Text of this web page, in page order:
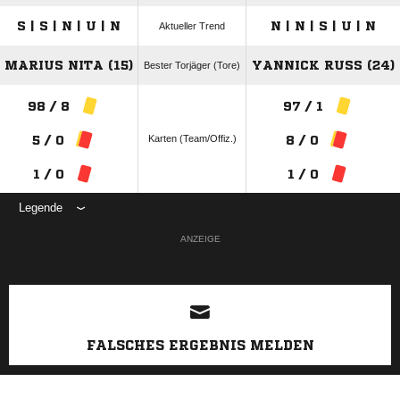
S | S | N | U | N Aktueller Trend N | N | S | U | N
MARIUS NITA (15) Bester Torjäger (Tore) YANNICK RUSS (24)
98 / 8
5 / 0
1 / 0
Karten (Team/Offiz.)
97 / 1
8 / 0
1 / 0
Legende
ANZEIGE
FALSCHES ERGEBNIS MELDEN